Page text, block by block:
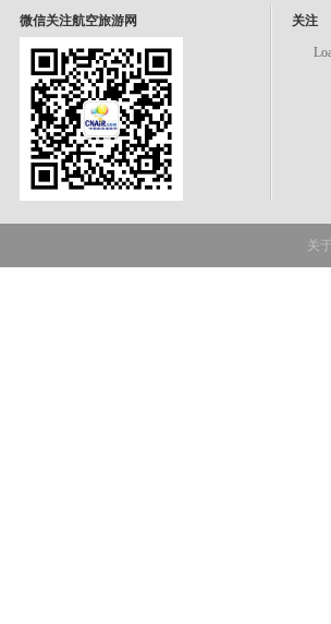
微信关注航空旅游网 关注
关